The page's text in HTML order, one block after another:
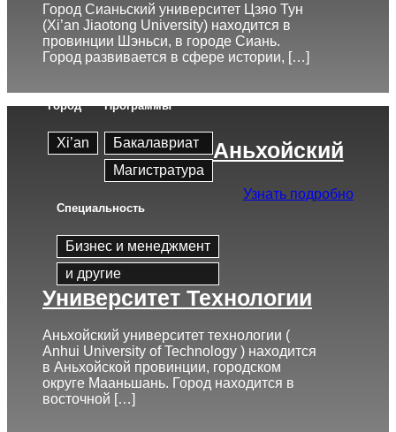
Город Сианьский университет Цзяо Тун
(Xi’an Jiaotong University) находится в
провинции Шэньси, в городе Сиань.
Город развивается в сфере истории, […]
Город
Xi’an
Программы
Бакалавриат
Магистратура
Cпециальность
Бизнес и менеджмент
и другие
Узнать подробно
Аньхойский
Университет Технологии
Аньхойский университет технологии (
Anhui University of Technology ) находится
в Аньхойской провинции, городском
округе Мааньшань. Город находится в
восточной […]